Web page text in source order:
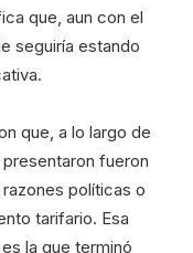
que, aun con el
seguiría estando
que, a lo largo de
fueron
políticas o
tarifario. Esa
la que terminó